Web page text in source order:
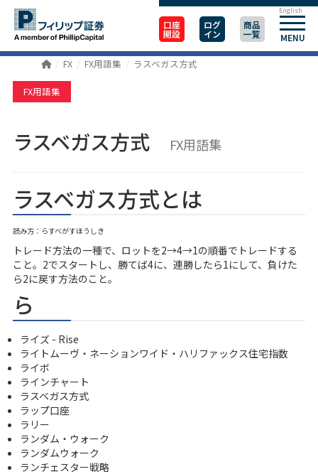
口座
開設
ログ
イン
商品
一覧 MENU
English
FX FX用語集 ラスベガス方式
FX用語集
ラスベガス方式 FX用語集
ラスベガス方式とは
読み方：らすべがすほうしき
トレード方法の一種で、ロットを2→4→1の順番でトレードする
こと。2でスタートし、勝てば4に、連勝したら1にして、負けた
ら2に戻す方法のこと。
ら
ライズ - Rise
ライトムーヴ・ネーションワイド・ハリファックス住宅指数
ライボ
ラインチャート
ラスベガス方式
ラップ口座
ラリー
ランダム・ウォーク
ランダムウォーク
ランチェスター戦略